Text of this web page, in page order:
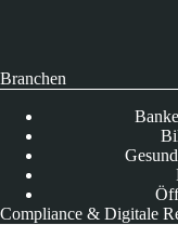
Branchen
Compliance & Digitale